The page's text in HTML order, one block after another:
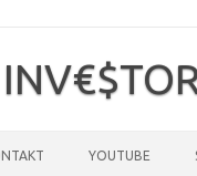
YOUTUBE